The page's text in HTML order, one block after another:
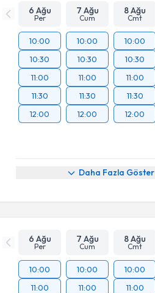
6 Ağu
Per
7 Ağu
Cum
8 Ağu
Cmt
10:00
10:30
11:00
11:30
12:00
10:00
10:30
11:00
11:30
12:00
10:00
10:30
11:00
11:30
12:00
Daha Fazla Göster
6 Ağu
Per
7 Ağu
Cum
8 Ağu
Cmt
10:00
11:00
10:00
11:00
10:00
11:00